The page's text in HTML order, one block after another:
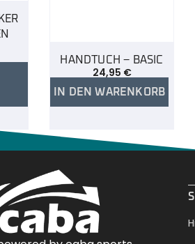
HANDTUCH – BASIC
24,95 €
IN DEN WARENKORB